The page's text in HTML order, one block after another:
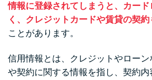
情報に登録されてしまうと、カー
く、クレジットカードや賃貸の契
ことがあります。
信用情報とは、クレジットやロー
や契約に関する情報を指し、契約内